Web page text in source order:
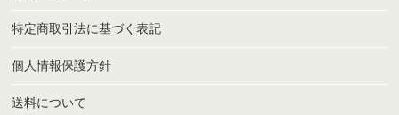
特定商取引法に基づく表記
個人情報保護方針
送料について